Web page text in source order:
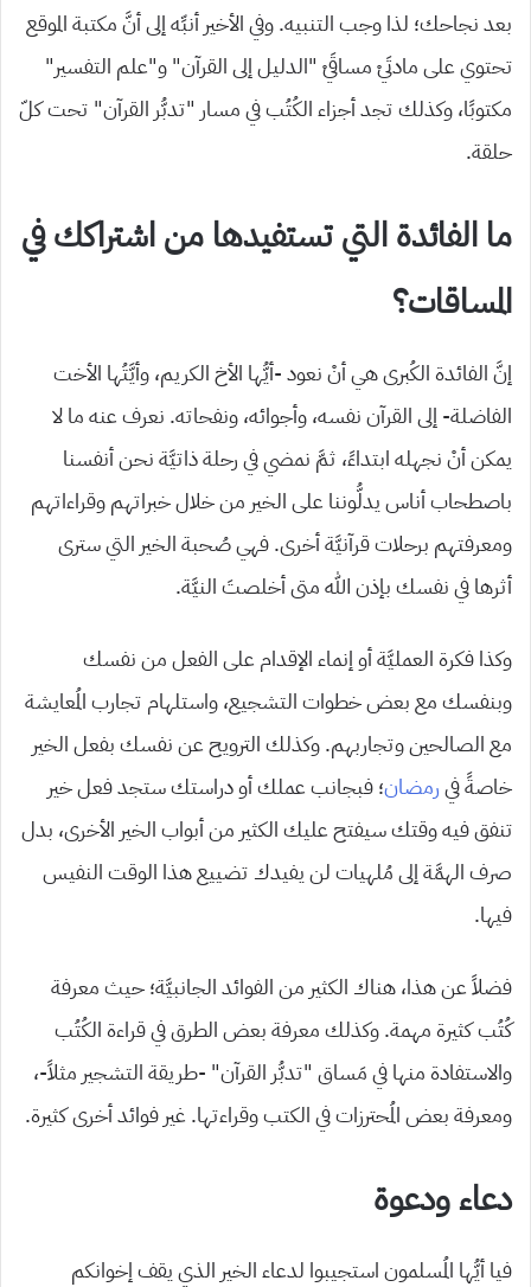
بعد نجاحك؛ لذا وجب التنبيه. وفي الأخير أنبِّه إلى أنَّ مكتبة الموقع
تحتوي على مادتَيْ مساقَيْ “الدليل إلى القرآن” و”علم التفسير”
مكتوبًا، وكذلك تجد أجزاء الكُتُب في مسار “تدبُّر القرآن” تحت كلّ
حلقة.
ما الفائدة التي تستفيدها من اشتراكك في
المساقات؟
إنَّ الفائدة الكُبرى هي أنْ نعود -أيُّها الأخ الكريم، وأيَّتُها الأخت
الفاضلة- إلى القرآن نفسه، وأجوائه، ونفحاته. نعرف عنه ما لا
يمكن أنْ نجهله ابتداءً، ثمَّ نمضي في رحلة ذاتيَّة نحن أنفسنا
باصطحاب أناس يدلُّوننا على الخير من خلال خبراتهم وقراءاتهم
ومعرفتهم برحلات قرآنيَّة أخرى. فهي صُحبة الخير التي سترى
أثرها في نفسك بإذن الله متى أخلصتَ النيَّة.
وكذا فكرة العمليَّة أو إنماء الإقدام على الفعل من نفسك
وبنفسك مع بعض خطوات التشجيع، واستلهام تجارب المُعايشة
مع الصالحين وتجاربهم. وكذلك الترويح عن نفسك بفعل الخير
خاصةً فيرمضان؛ فبجانب عملك أو دراستك ستجد فعل خير
تنفق فيه وقتك سيفتح عليك الكثير من أبواب الخير الأخرى، بدل
صرف الهمَّة إلى مُلهيات لن يفيدك تضييع هذا الوقت النفيس
فيها.
فضلاً عن هذا، هناك الكثير من الفوائد الجانبيَّة؛ حيث معرفة
كُتُب كثيرة مهمة. وكذلك معرفة بعض الطرق في قراءة الكُتُب
والاستفادة منها في مَساق “تدبُّر القرآن” -طريقة التشجير مثلاً-،
ومعرفة بعض المُحترزات في الكتب وقراءتها. غير فوائد أخرى كثيرة.
دعاء ودعوة
فيا أيُّها المُسلمون استجيبوا لدعاء الخير الذي يقف إخوانكم